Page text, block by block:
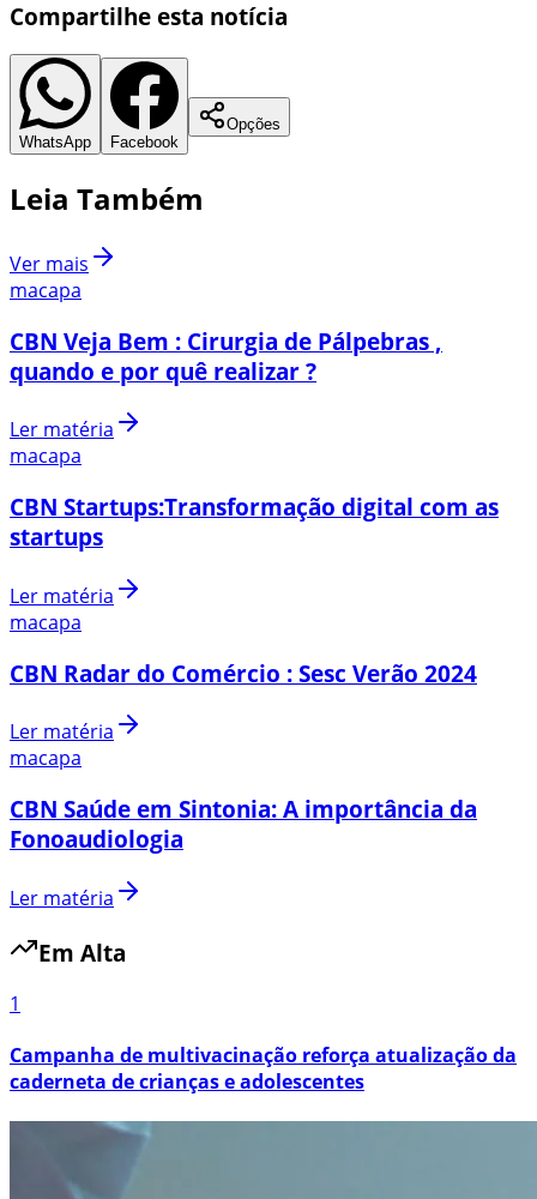
Compartilhe esta notícia
WhatsApp Facebook
Opções
Leia Também
Ver mais
macapa
CBN Veja Bem : Cirurgia de Pálpebras ,
quando e por quê realizar ?
Ler matéria
macapa
CBN Startups:Transformação digital com as
startups
Ler matéria
macapa
CBN Radar do Comércio : Sesc Verão 2024
Ler matéria
macapa
CBN Saúde em Sintonia: A importância da
Fonoaudiologia
Ler matéria
Em Alta
1
Campanha de multivacinação reforça atualização da
caderneta de crianças e adolescentes